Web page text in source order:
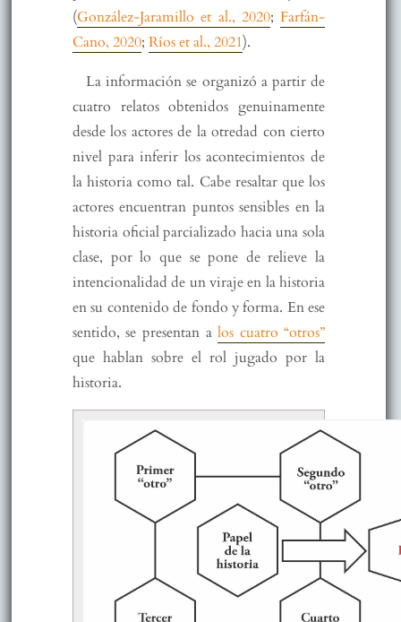
(González-Jaramillo et al., 2020; Farfán-
Cano, 2020; Ríos et al., 2021).
La información se organizó a partir de
cuatro relatos obtenidos genuinamente
desde los actores de la otredad con cierto
nivel para inferir los acontecimientos de
la historia como tal. Cabe resaltar que los
actores encuentran puntos sensibles en la
historia oficial parcializado hacia una sola
clase, por lo que se pone de relieve la
intencionalidad de un viraje en la historia
en su contenido de fondo y forma. En ese
sentido, se presentan alos cuatro “otros”
que hablan sobre el rol jugado por la
historia.